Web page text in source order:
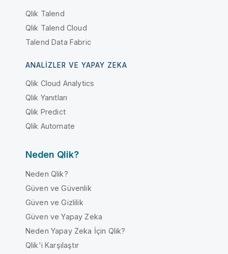
Qlik Talend
Qlik Talend Cloud
Talend Data Fabric
ANALIZLER VE YAPAY ZEKA
Qlik Cloud Analytics
Qlik Yanıtları
Qlik Predict
Qlik Automate
Neden Qlik?
Neden Qlik?
Güven ve Güvenlik
Güven ve Gizlilik
Güven ve Yapay Zeka
Neden Yapay Zeka İçin Qlik?
Qlik'i Karşılaştır